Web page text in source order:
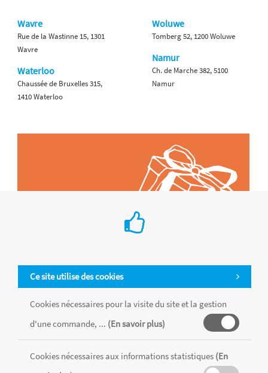
Ce site utilise des cookies
Cookies nécessaires pour la visite du site et la gestion
d'une commande, ... (En savoir plus)
Cookies nécessaires aux informations statistiques (En
Wavre
Rue de la Wastinne 15, 1301
Wavre
Waterloo
Chaussée de Bruxelles 315,
1410 Waterloo
Woluwe
Tomberg 52, 1200 Woluwe
Namur
Ch. de Marche 382, 5100
Namur
Tous les produits sont vendus dans la limite des stocks disponibles de
chaque magasin, toutes taxes comprises.